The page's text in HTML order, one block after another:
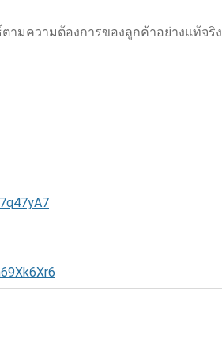
มความต้องการของลูกค้าอย่างแท้จริง